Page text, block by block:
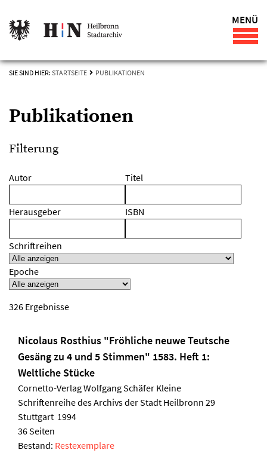
MENÜ
SIE SIND HIER: STARTSEITE PUBLIKATIONEN
Publikationen
Filterung
Autor Titel
Herausgeber ISBN
Schriftreihen
Epoche
326 Ergebnisse
Nicolaus Rosthius "Fröhliche neuwe Teutsche
Gesäng zu 4 und 5 Stimmen" 1583. Heft 1:
Weltliche Stücke
Cornetto-Verlag Wolfgang Schäfer Kleine
Schriftenreihe des Archivs der Stadt Heilbronn 29
Stuttgart 1994
36 Seiten
Bestand: Restexemplare